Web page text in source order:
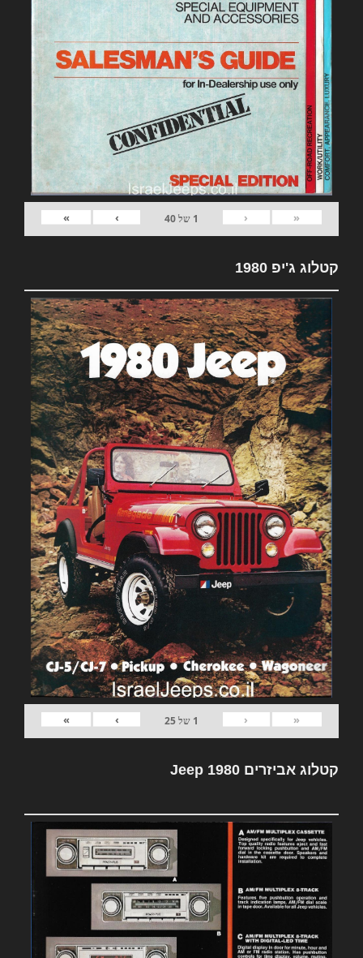
«
‹
1 של40
›
»
קטלוג ג'יפ 1980
«
‹
1 של25
›
»
קטלוג אביזרים Jeep 1980